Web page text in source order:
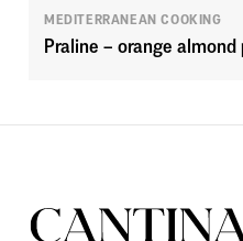
MEDITERRANEAN COOKING
Praline – orange